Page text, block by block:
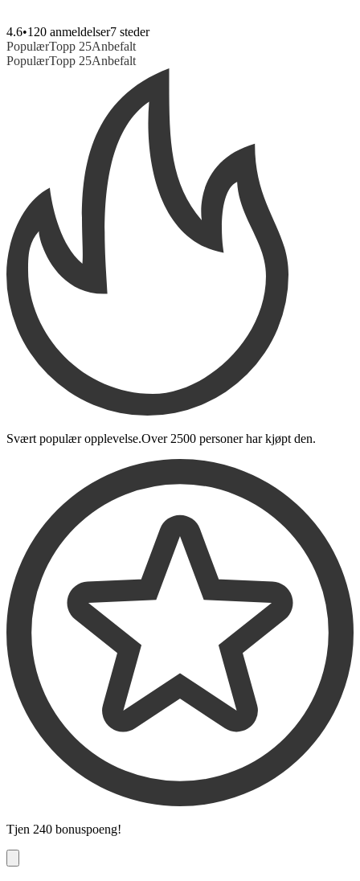
4.6•120 anmeldelser7 steder
PopulærTopp 25Anbefalt
PopulærTopp 25Anbefalt
Svært populær opplevelse.Over 2500 personerhar kjøpt den.
Tjen 240 bonuspoeng!